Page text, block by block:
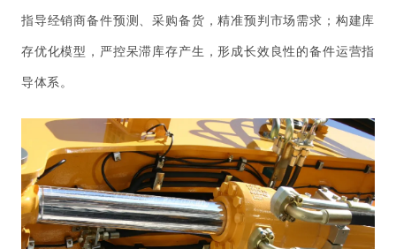
指导经销商备件预测、采购备货，精准预判市场需求；构建库
存优化模型，严控呆滞库存产生，形成长效良性的备件运营指
导体系。